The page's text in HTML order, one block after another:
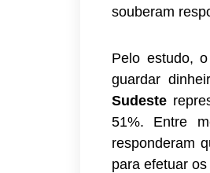
souberam
Pelo estudo,
guardar
Sudeste
51%. Entre
responderam
para efetuar